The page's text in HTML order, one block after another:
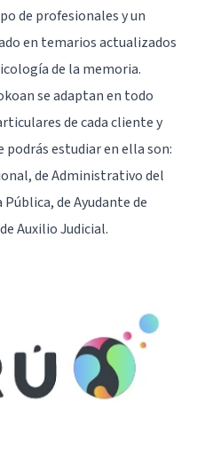
de profesionales y un
en temarios actualizados
de la memoria.
se adaptan en todo
de cada cliente y
estudiar en ella son:
de Administrativo del
de Ayudante de
Auxilio Judicial.